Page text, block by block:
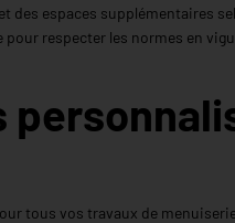
des espaces supplémentaires
respecter les normes en
tous vos travaux de